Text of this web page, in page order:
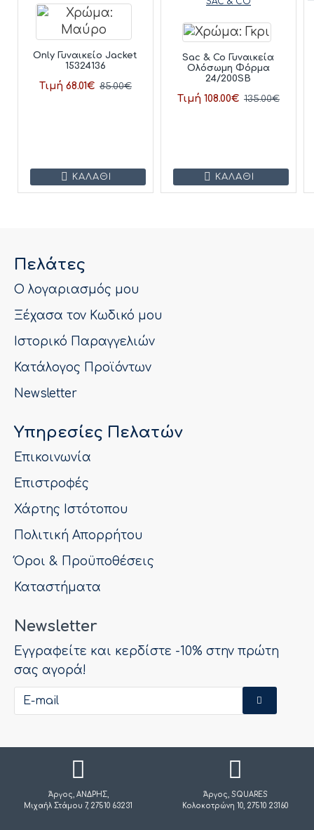
Only Γυναικείο Jacket
15324136
Τιμή 68.01€ 85.00€
ΚΑΛΆΘΙ
Sac & Co Γυναικεία
Ολόσωμη Φόρμα
24/200SB
Τιμή 108.00€ 135.00€
ΚΑΛΆΘΙ
Πελάτες
Ο λογαριασμός μου
Ξέχασα τον Κωδικό μου
Ιστορικό Παραγγελιών
Κατάλογος Προϊόντων
Newsletter
Υπηρεσίες Πελατών
Επικοινωνία
Επιστροφές
Χάρτης Ιστότοπου
Πολιτική Απορρήτου
Όροι & Προϋποθέσεις
Καταστήματα
Newsletter
Εγγραφείτε και κερδίστε -10% στην πρώτη
σας αγορά!
Άργος, ΑΝΔΡΗΣ,
Μιχαήλ Στάμου 7, 27510 63231
Άργος, SQUARES
Κολοκοτρώνη 10, 27510 23160